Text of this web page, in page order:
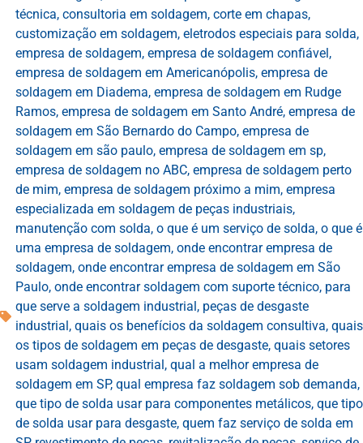
técnica, consultoria em soldagem, corte em chapas,
customização em soldagem, eletrodos especiais para solda,
empresa de soldagem, empresa de soldagem confiável,
empresa de soldagem em Americanópolis, empresa de
soldagem em Diadema, empresa de soldagem em Rudge
Ramos, empresa de soldagem em Santo André, empresa de
soldagem em São Bernardo do Campo, empresa de
soldagem em são paulo, empresa de soldagem em sp,
empresa de soldagem no ABC, empresa de soldagem perto
de mim, empresa de soldagem próximo a mim, empresa
especializada em soldagem de peças industriais,
manutenção com solda, o que é um serviço de solda, o que é
uma empresa de soldagem, onde encontrar empresa de
soldagem, onde encontrar empresa de soldagem em São
Paulo, onde encontrar soldagem com suporte técnico, para
que serve a soldagem industrial, peças de desgaste
industrial, quais os benefícios da soldagem consultiva, quais
os tipos de soldagem em peças de desgaste, quais setores
usam soldagem industrial, qual a melhor empresa de
soldagem em SP, qual empresa faz soldagem sob demanda,
que tipo de solda usar para componentes metálicos, que tipo
de solda usar para desgaste, quem faz serviço de solda em